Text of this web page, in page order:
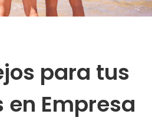
para tus
en Empresa